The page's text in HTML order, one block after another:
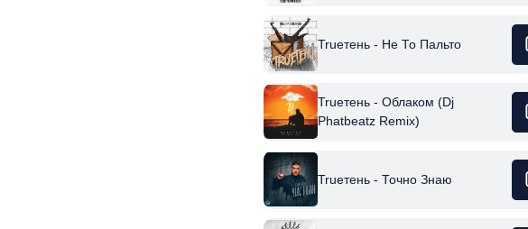
Trueтень - Не То Пальто
Trueтень - Облаком (Dj
Phatbeatz Remix)
Trueтень - Точно Знаю